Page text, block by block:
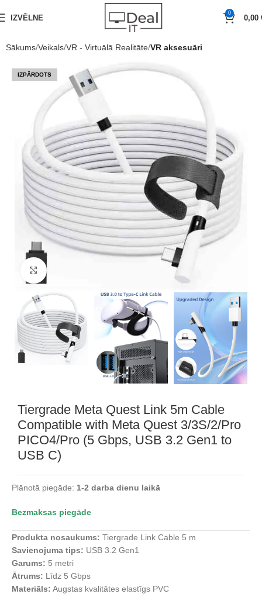
IZVĒLNE
0
0,00
Sākums Veikals VR - Virtuālā Realitāte VR aksesuāri
IZPĀRDOTS
Noklikšķiniet, lai palielinātu
Tiergrade Meta Quest Link 5m Cable
Compatible with Meta Quest 3/3S/2/Pro
PICO4/Pro (5 Gbps, USB 3.2 Gen1 to
USB C)
Plānotā piegāde: 1-2 darba dienu laikā
Bezmaksas piegāde
Produkta nosaukums: Tiergrade Link Cable 5 m
Savienojuma tips: USB 3.2 Gen1
Garums: 5 metri
Ātrums: Līdz 5 Gbps
Materiāls: Augstas kvalitātes elastīgs PVC